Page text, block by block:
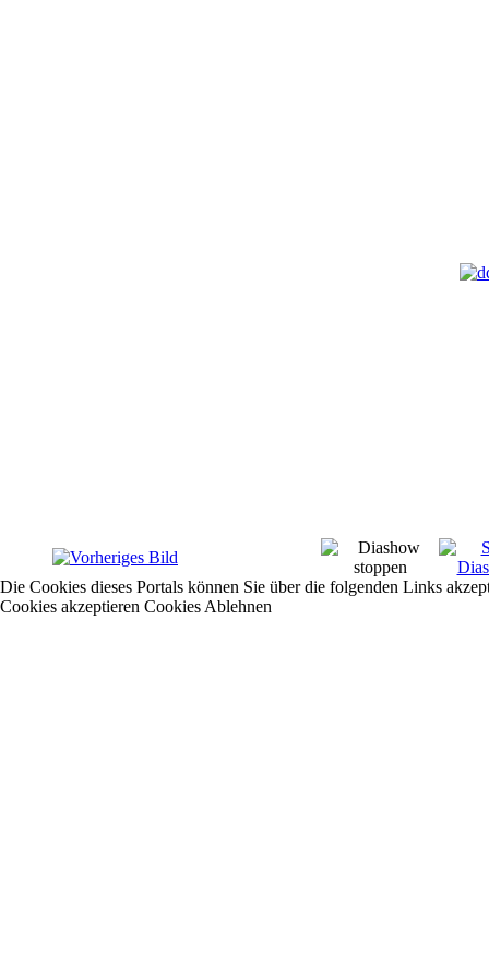
Die Cookies dieses Portals können Sie über die folgenden Links
Cookies akzeptieren Cookies Ablehnen